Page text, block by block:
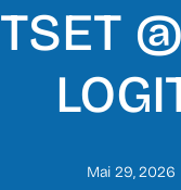
Mai 29, 2026